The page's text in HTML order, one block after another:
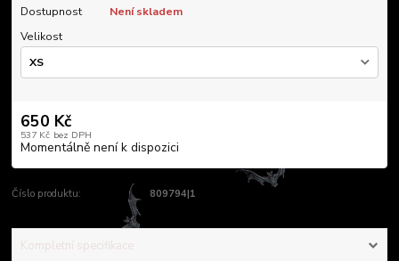
Dostupnost
Není skladem
Velikost
650 Kč
537 Kč bez DPH
Momentálně není k dispozici
Číslo produktu: 809794|1
Kompletní specifikace